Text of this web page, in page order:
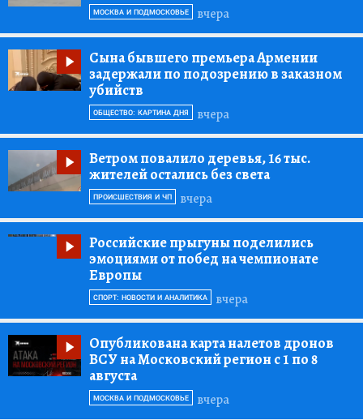
вчера
МОСКВА И ПОДМОСКОВЬЕ
Сына бывшего премьера Армении
задержали по подозрению в заказном
убийств
вчера
ОБЩЕСТВО: КАРТИНА ДНЯ
Ветром повалило деревья, 16 тыс.
жителей остались без света
вчера
ПРОИСШЕСТВИЯ И ЧП
Российские прыгуны поделились
эмоциями от побед на чемпионате
Европы
вчера
СПОРТ: НОВОСТИ И АНАЛИТИКА
Опубликована карта налетов дронов
ВСУ на Московский регион с 1 по 8
августа
вчера
МОСКВА И ПОДМОСКОВЬЕ